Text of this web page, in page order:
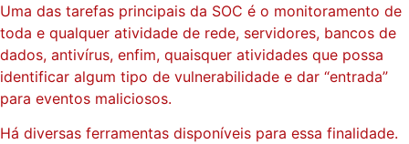
Uma das tarefas principais da SOC é o monitoramento de
toda e qualquer atividade de rede, servidores, bancos de
dados, antivírus, enfim, quaisquer atividades que possa
identificar algum tipo de vulnerabilidade e dar “entrada”
para eventos maliciosos.
Há diversas ferramentas disponíveis para essa finalidade.